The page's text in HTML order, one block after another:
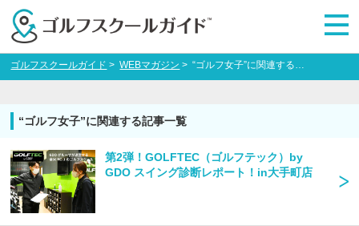
ゴルフスクールガイド > WEBマガジン > “ゴルフ女子”に関連する記事一覧
“ゴルフ女子”に関連する記事一覧
第2弾！GOLFTEC（ゴルフテック）by
GDO​​​​​​​ スイング診断レポート！in大手町店